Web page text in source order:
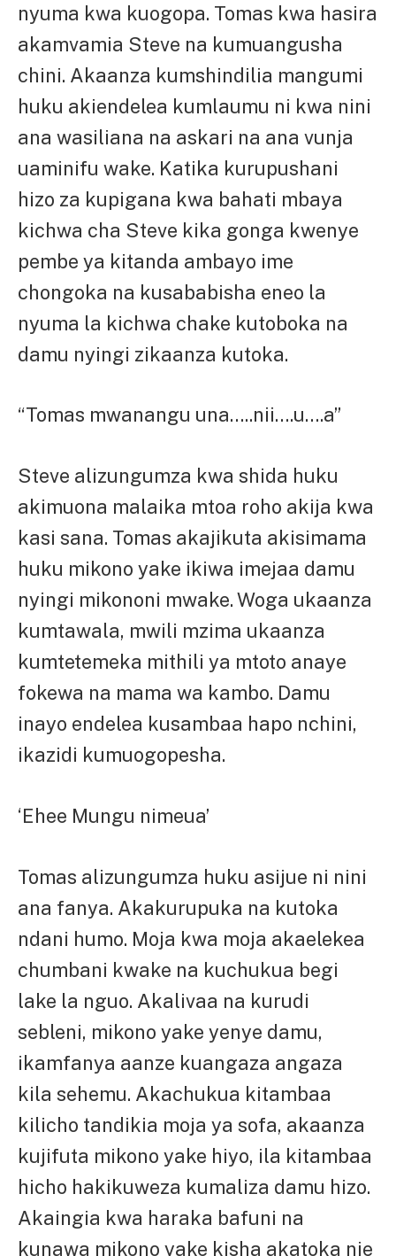
nyuma kwa kuogopa. Tomas kwa hasira
akamvamia Steve na kumuangusha
chini. Akaanza kumshindilia mangumi
huku akiendelea kumlaumu ni kwa nini
ana wasiliana na askari na ana vunja
uaminifu wake. Katika kurupushani
hizo za kupigana kwa bahati mbaya
kichwa cha Steve kika gonga kwenye
pembe ya kitanda ambayo ime
chongoka na kusababisha eneo la
nyuma la kichwa chake kutoboka na
damu nyingi zikaanza kutoka.
“Tomas mwanangu una…..nii….u….a”
Steve alizungumza kwa shida huku
akimuona malaika mtoa roho akija kwa
kasi sana. Tomas akajikuta akisimama
huku mikono yake ikiwa imejaa damu
nyingi mikononi mwake. Woga ukaanza
kumtawala, mwili mzima ukaanza
kumtetemeka mithili ya mtoto anaye
fokewa na mama wa kambo. Damu
inayo endelea kusambaa hapo nchini,
ikazidi kumuogopesha.
‘Ehee Mungu nimeua’
Tomas alizungumza huku asijue ni nini
ana fanya. Akakurupuka na kutoka
ndani humo. Moja kwa moja akaelekea
chumbani kwake na kuchukua begi
lake la nguo. Akalivaa na kurudi
sebleni, mikono yake yenye damu,
ikamfanya aanze kuangaza angaza
kila sehemu. Akachukua kitambaa
kilicho tandikia moja ya sofa, akaanza
kujifuta mikono yake hiyo, ila kitambaa
hicho hakikuweza kumaliza damu hizo.
Akaingia kwa haraka bafuni na
kunawa mikono yake kisha akatoka nje